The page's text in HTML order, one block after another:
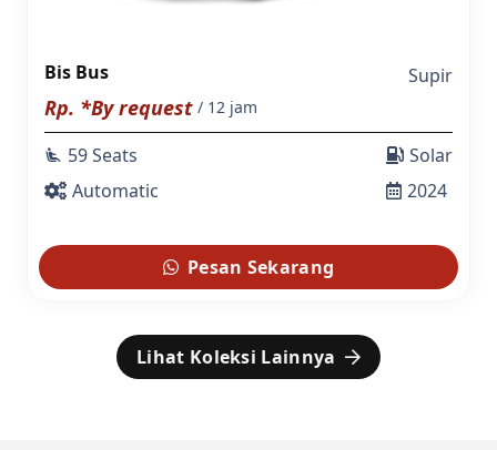
Bis Bus Supir
Rp. *By request / 12 jam
airline_seat_recline_extra 59 Seats
Automatic
Solar
2024
Pesan Sekarang
Lihat Koleksi Lainnya